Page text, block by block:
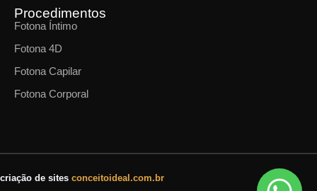
Procedimentos
Fotona Íntimo
Fotona 4D
Fotona Capilar
Fotona Corporal
criação de sites conceitoideal.com.br